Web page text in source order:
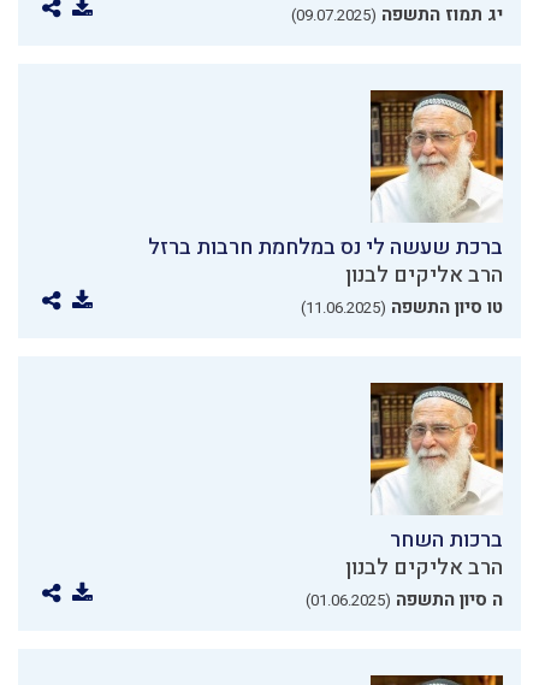
יג תמוז התשפה (09.07.2025)
ברכת שעשה לי נס במלחמת חרבות ברזל
הרב אליקים לבנון
טו סיון התשפה (11.06.2025)
ברכות השחר
הרב אליקים לבנון
ה סיון התשפה (01.06.2025)